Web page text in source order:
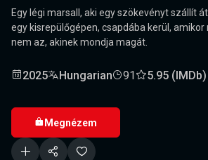
Egy légi marsall, aki egy szökevényt szállít
egy kisrepülőgépen, csapdába kerül, amikor
nem az, akinek mondja magát.
2025 Hungarian 91 5.95 (IMDb)
Megnézem